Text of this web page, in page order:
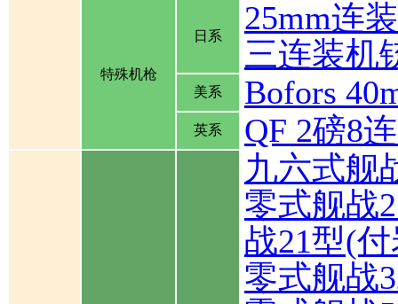
特殊机枪
日系
25mm连
三连装机
美系 Bofors
英系 QF 2磅8
九六式舰
零式舰战
战21型(
零式舰战